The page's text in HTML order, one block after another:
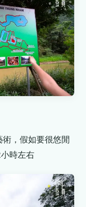
，假如要很悠閒
時左右